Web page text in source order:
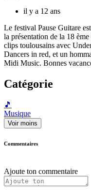
il y a 12 ans
Le festival Pause Guitare
la présentation de la 18
clips toulousains avec
Dancers in red, et un
Midi Music. Bonnes
Catégorie
🎵
Musique
Voir moins
Commentaires
Ajoute ton commentaire